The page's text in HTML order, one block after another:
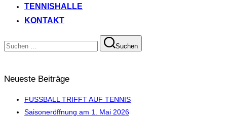
TENNISHALLE
KONTAKT
Suchen
nach:
Suchen
Neueste Beiträge
FUSSBALL TRIFFT AUF TENNIS
Saisoneröffnung am 1. Mai 2026